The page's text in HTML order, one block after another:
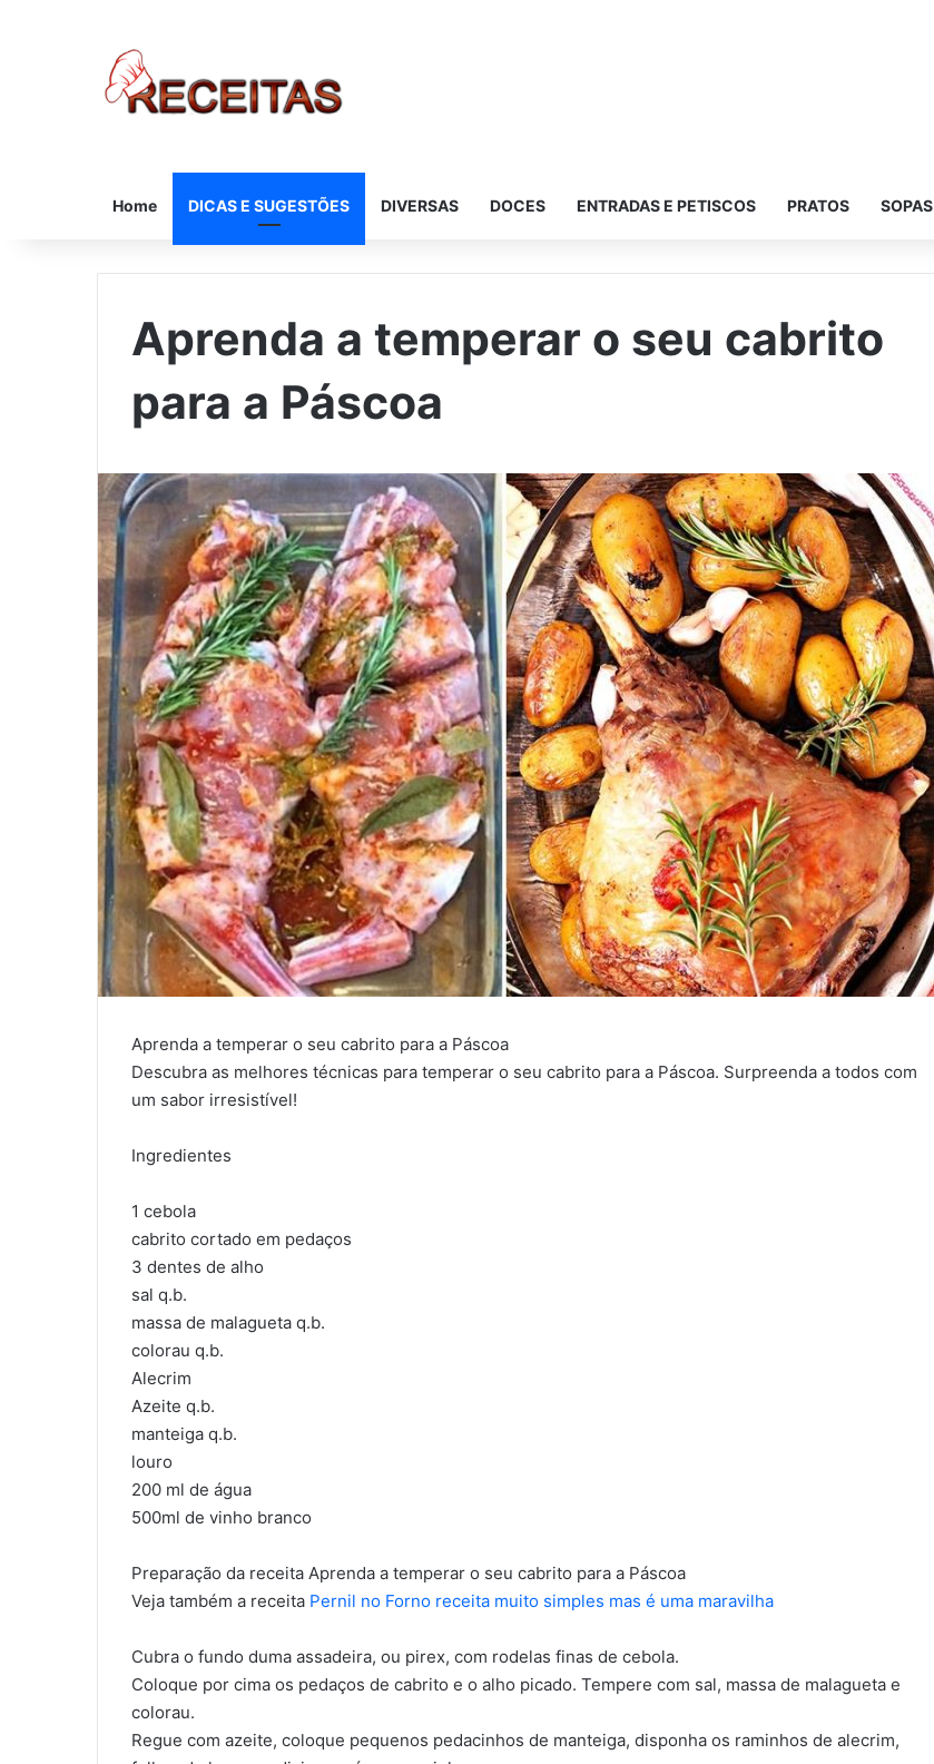
Home DICAS E SUGESTÕES DIVERSAS DOCES ENTRADAS E PETISCOS PRATOS SOPAS
Aprenda a temperar o seu cabrito
para a Páscoa
Aprenda a temperar o seu cabrito para a Páscoa
Descubra as melhores técnicas para temperar o seu cabrito para a Páscoa. Surpreenda a todos com
um sabor irresistível!
Ingredientes
1 cebola
cabrito cortado em pedaços
3 dentes de alho
sal q.b.
massa de malagueta q.b.
colorau q.b.
Alecrim
Azeite q.b.
manteiga q.b.
louro
200 ml de água
500ml de vinho branco
Preparação da receita Aprenda a temperar o seu cabrito para a Páscoa
Veja também a receita Pernil no Forno receita muito simples mas é uma maravilha
Cubra o fundo duma assadeira, ou pirex, com rodelas finas de cebola.
Coloque por cima os pedaços de cabrito e o alho picado. Tempere com sal, massa de malagueta e
colorau.
Regue com azeite, coloque pequenos pedacinhos de manteiga, disponha os raminhos de alecrim,